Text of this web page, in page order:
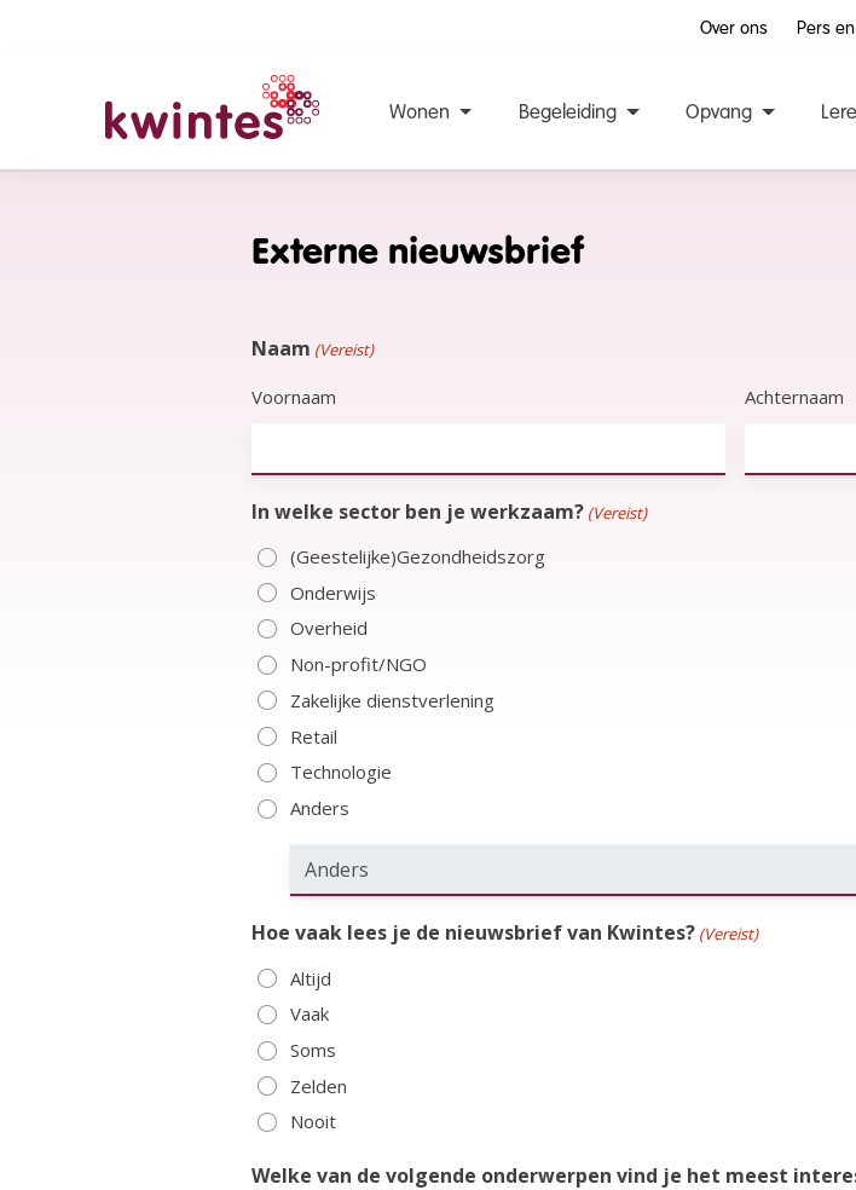
Over ons Pers
Wonen Begeleiding Opvang
Externe nieuwsbrief
Naam (Vereist)
Voornaam Achternaam
In welke sector ben je werkzaam? (Vereist)
(Geestelijke)Gezondheidszorg
Onderwijs
Overheid
Non-profit/NGO
Zakelijke dienstverlening
Retail
Technologie
Anders
Hoe vaak lees je de nieuwsbrief van Kwintes? (Vereist)
Altijd
Vaak
Soms
Zelden
Nooit
Welke van de volgende onderwerpen vind je het meest